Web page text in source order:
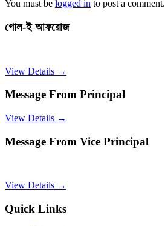
You must be logged in to post a comment.
গোল-ই আফরোজ
View Details →
Message From Principal
View Details →
Message From Vice Principal
View Details →
Quick Links